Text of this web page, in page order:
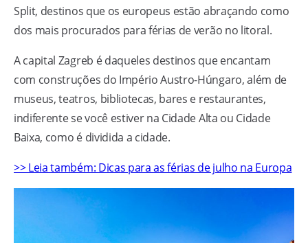
Split, destinos que os europeus estão abraçando como
dos mais procurados para férias de verão no litoral.
A capital Zagreb é daqueles destinos que encantam
com construções do Império Austro-Húngaro, além de
museus, teatros, bibliotecas, bares e restaurantes,
indiferente se você estiver na Cidade Alta ou Cidade
Baixa, como é dividida a cidade.
>> Leia também: Dicas para as férias de julho na Europa